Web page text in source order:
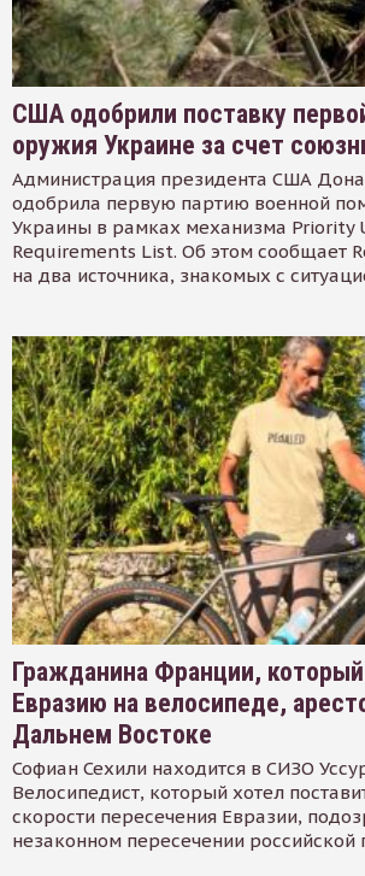
США одобрили поставку
оружия Украине за счет
Администрация президента США
одобрила первую партию военной
Украины в рамках механизма Priority
Requirements List. Об этом сообщает
на два источника, знакомых с
Гражданина Франции,
Евразию на велосипеде,
Дальнем Востоке
Софиан Сехили находится в СИЗО
Велосипедист, который хотел
скорости пересечения Евразии,
незаконном пересечении российской